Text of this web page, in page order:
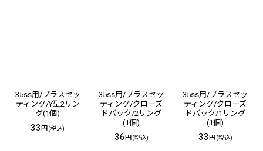
35ss用/ブラスセッ
ティング/Y型2リン
グ(1個)
33円(税込)
35ss用/ブラスセッ
ティング/クローズ
ドバック/2リング
(1個)
36円(税込)
35ss用/ブラスセッ
ティング/クローズ
ドバック/1リング
(1個)
33円(税込)